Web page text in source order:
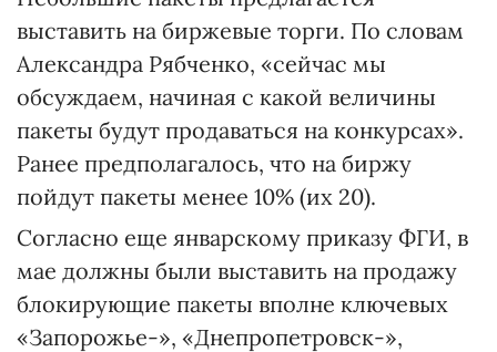
выставить на биржевые торги. По словам
Александра Рябченко, «сейчас мы
обсуждаем, начиная с какой величины
пакеты будут продаваться на конкурсах».
Ранее предполагалось, что на биржу
пойдут пакеты менее 10% (их 20).
Согласно еще январскому приказу ФГИ, в
мае должны были выставить на продажу
блокирующие пакеты вполне ключевых
«Запорожье-», «Днепропетровск-»,